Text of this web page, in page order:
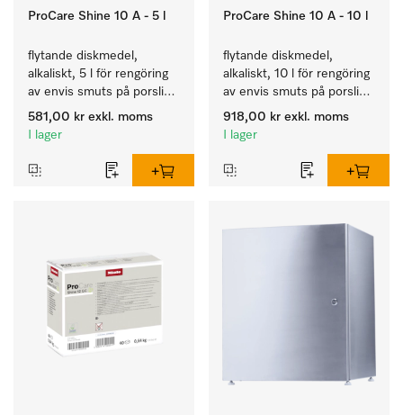
ProCare Shine 10 A - 5 l
flytande diskmedel,
alkaliskt, 5 l för rengöring
av envis smuts på porslin,
bestick och glas.
581,00 kr exkl. moms
I lager
ProCare Shine 10 A - 10 l
flytande diskmedel,
alkaliskt, 10 l för rengöring
av envis smuts på porslin,
bestick och glas.
918,00 kr exkl. moms
I lager